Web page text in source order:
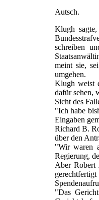
Autsch.
Klugh
schreiben
meint sie,
umgehen.
Klugh weist
dafür sehen,
Sicht des
"Ich habe
Eingaben
Richard B.
über den
"Wir waren
Regierung,
Aber Robert
"Das